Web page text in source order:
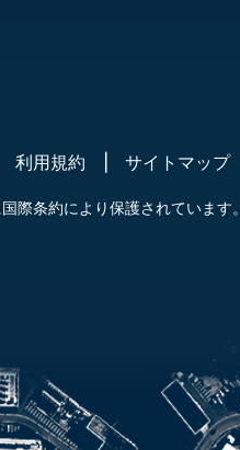
利用規約 サイトマップ
際条約により保護されています。